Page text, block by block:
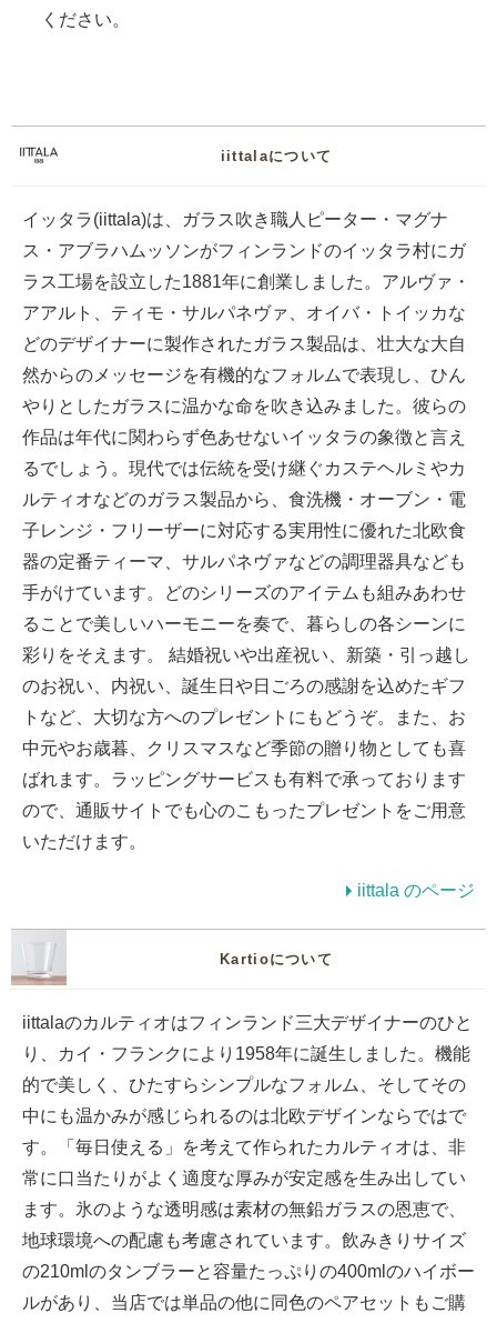
ください。
iittalaについて
イッタラ(iittala)は、ガラス吹き職人ピーター・マグナ
ス・アブラハムッソンがフィンランドのイッタラ村にガ
ラス工場を設立した1881年に創業しました。アルヴァ・
アアルト、ティモ・サルパネヴァ、オイバ・トイッカな
どのデザイナーに製作されたガラス製品は、壮大な大自
然からのメッセージを有機的なフォルムで表現し、ひん
やりとしたガラスに温かな命を吹き込みました。彼らの
作品は年代に関わらず色あせないイッタラの象徴と言え
るでしょう。現代では伝統を受け継ぐカステヘルミやカ
ルティオなどのガラス製品から、食洗機・オーブン・電
子レンジ・フリーザーに対応する実用性に優れた北欧食
器の定番ティーマ、サルパネヴァなどの調理器具なども
手がけています。どのシリーズのアイテムも組みあわせ
ることで美しいハーモニーを奏で、暮らしの各シーンに
彩りをそえます。 結婚祝いや出産祝い、新築・引っ越し
のお祝い、内祝い、誕生日や日ごろの感謝を込めたギフ
トなど、大切な方へのプレゼントにもどうぞ。また、お
中元やお歳暮、クリスマスなど季節の贈り物としても喜
ばれます。ラッピングサービスも有料で承っております
ので、通販サイトでも心のこもったプレゼントをご用意
いただけます。
iittala のページ
Kartioについて
iittalaのカルティオはフィンランド三大デザイナーのひと
り、カイ・フランクにより1958年に誕生しました。機能
的で美しく、ひたすらシンプルなフォルム、そしてその
中にも温かみが感じられるのは北欧デザインならではで
す。「毎日使える」を考えて作られたカルティオは、非
常に口当たりがよく適度な厚みが安定感を生み出してい
ます。氷のような透明感は素材の無鉛ガラスの恩恵で、
地球環境への配慮も考慮されています。飲みきりサイズ
の210mlのタンブラーと容量たっぷりの400mlのハイボー
ルがあり、当店では単品の他に同色のペアセットもご購